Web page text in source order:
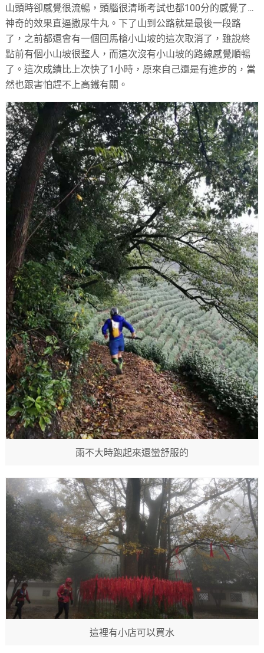
山頭時卻感覺很流暢，頭腦很清晰考試也都100分的感覺了…
神奇的效果直逼撒尿牛丸。下了山到公路就是最後一段路
了，之前都還會有一個回馬槍小山坡的這次取消了，雖說終
點前有個小山坡很整人，而這次沒有小山坡的路線感覺順暢
了。這次成績比上次快了1小時，原來自己還是有進步的，當
然也跟害怕趕不上高鐵有關。
雨不大時跑起來還蠻舒服的
這裡有小店可以買水